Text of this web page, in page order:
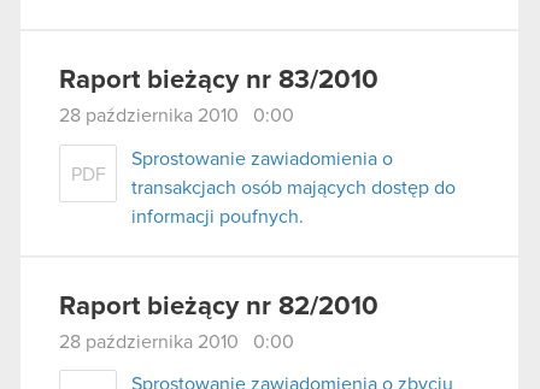
Raport bieżący nr 83/2010
28 października 2010 0:00
PDF
Sprostowanie zawiadomienia o
transakcjach osób mających dostęp do
informacji poufnych.
Raport bieżący nr 82/2010
28 października 2010 0:00
Sprostowanie zawiadomienia o zbyciu